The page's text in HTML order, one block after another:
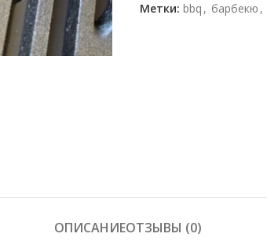
Метки: bbq , барбекю ,
ОПИСАНИЕОТЗЫВЫ (0)